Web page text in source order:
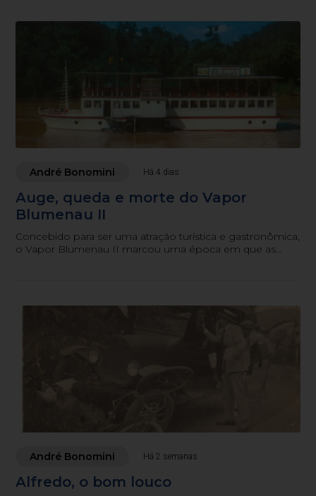
André Bonomini Há 4 dias
Auge, queda e morte do Vapor
Blumenau II
Concebido para ser uma atração turística e gastronômica,
o Vapor Blumenau II marcou uma época em que as
André Bonomini Há 2 semanas
Alfredo, o bom louco